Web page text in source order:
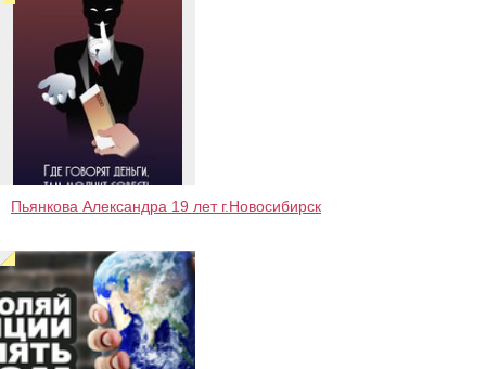
Пьянкова Александра 19 лет г.Новосибирск